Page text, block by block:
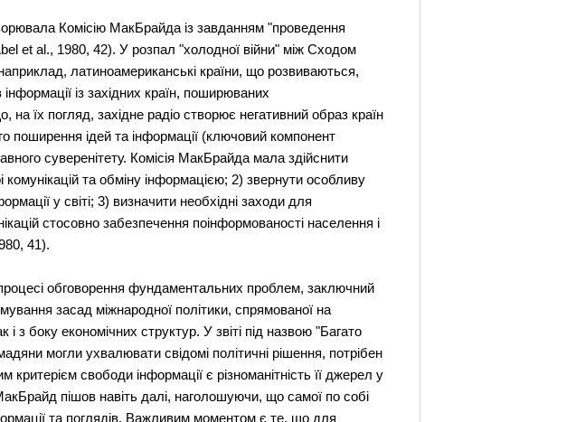
Комісію МакБрайда із завданням "проведення
et al., 1980, 42). У розпал "холодної війни" між Сходом
латиноамериканські країни, що розвиваються,
із західних країн, поширюваних
їх погляд, західне радіо створює негативний образ країн
поширення ідей та інформації (ключовий компонент
суверенітету. Комісія МакБрайда мала здійснити
та обміну інформацією; 2) звернути особливу
у світі; 3) визначити необхідні заходи для
стосовно забезпечення поінформованості населення і
41).
обговорення фундаментальних проблем, заключний
засад міжнародної політики, спрямованої на
з боку економічних структур. У звіті під назвою "Багато
могли ухвалювати свідомі політичні рішення, потрібен
свободи інформації є різноманітність її джерел у
пішов навіть далі, наголошуючи, що самої по собі
та поглядів. Важливим моментом є те, що для